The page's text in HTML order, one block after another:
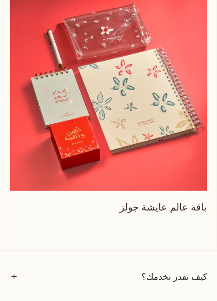
باقة عالم عايشة جولز
كيف نقدر نخدمك؟